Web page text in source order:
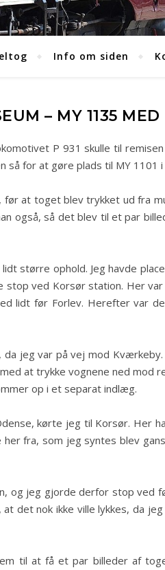
Info om siden
– MY 1135
P 931 skulle til
så for at gøre plads til MY 1101 i
at toget blev trykket ud fra
også, så det blev til et par
større ophold. Jeg havde
ved Korsør station. Her
lidt før Forlev. Herefter var
jeg var på vej mod
at trykke vognene ned mod
op i et separat indlæg.
kørte jeg til Korsør. Her
fra, som jeg syntes blev
og jeg gjorde derfor stop
det nok ikke ville lykkes, da
til at få et par billeder af